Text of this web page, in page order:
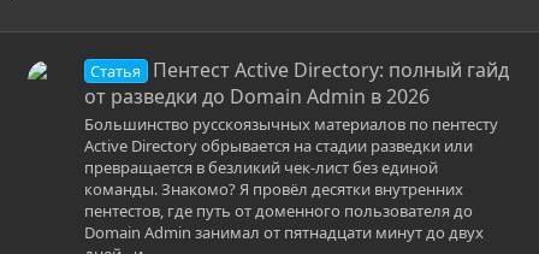
Статья
Пентест Active Directory: полный гайд
от разведки до Domain Admin в 2026
Большинство русскоязычных материалов по пентесту
Active Directory обрывается на стадии разведки или
превращается в безликий чек-лист без единой
команды. Знакомо? Я провёл десятки внутренних
пентестов, где путь от доменного пользователя до
Domain Admin занимал от пятнадцати минут до двух